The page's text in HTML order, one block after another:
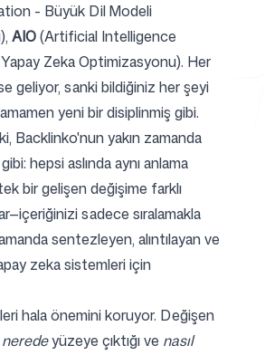
- Büyük Dil Modeli
AIO(Artificial Intelligence
Zeka Optimizasyonu). Her
geliyor, sanki bildiğiniz her şeyi
yeni bir disiplinmiş gibi.
Backlinko'nun yakın zamanda
: hepsi aslında aynı anlama
bir gelişen değişime farklı
sadece sıralamakla
sentezleyen, alıntılayan ve
zeka sistemleri için
hala önemini koruyor. Değişen
neredeyüzeye çıktığı ve nasıl